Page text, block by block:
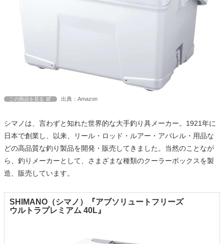
この商品を見る 出典：Amazon
シマノは、言わずと知れた世界的な大手釣り具メーカー。1921年に
日本で創業し、以来、リール・ロッド・ルアー・アパレル・用品な
どの高品質な釣り製品を開発・販売してきました。当然のことなが
ら、釣りメーカーとして、さまざまな種類のクーラーボックスを製
造、販売しています。
SHIMANO（シマノ）『アブソリュートフリーズ
ウルトラプレミアム 40L』